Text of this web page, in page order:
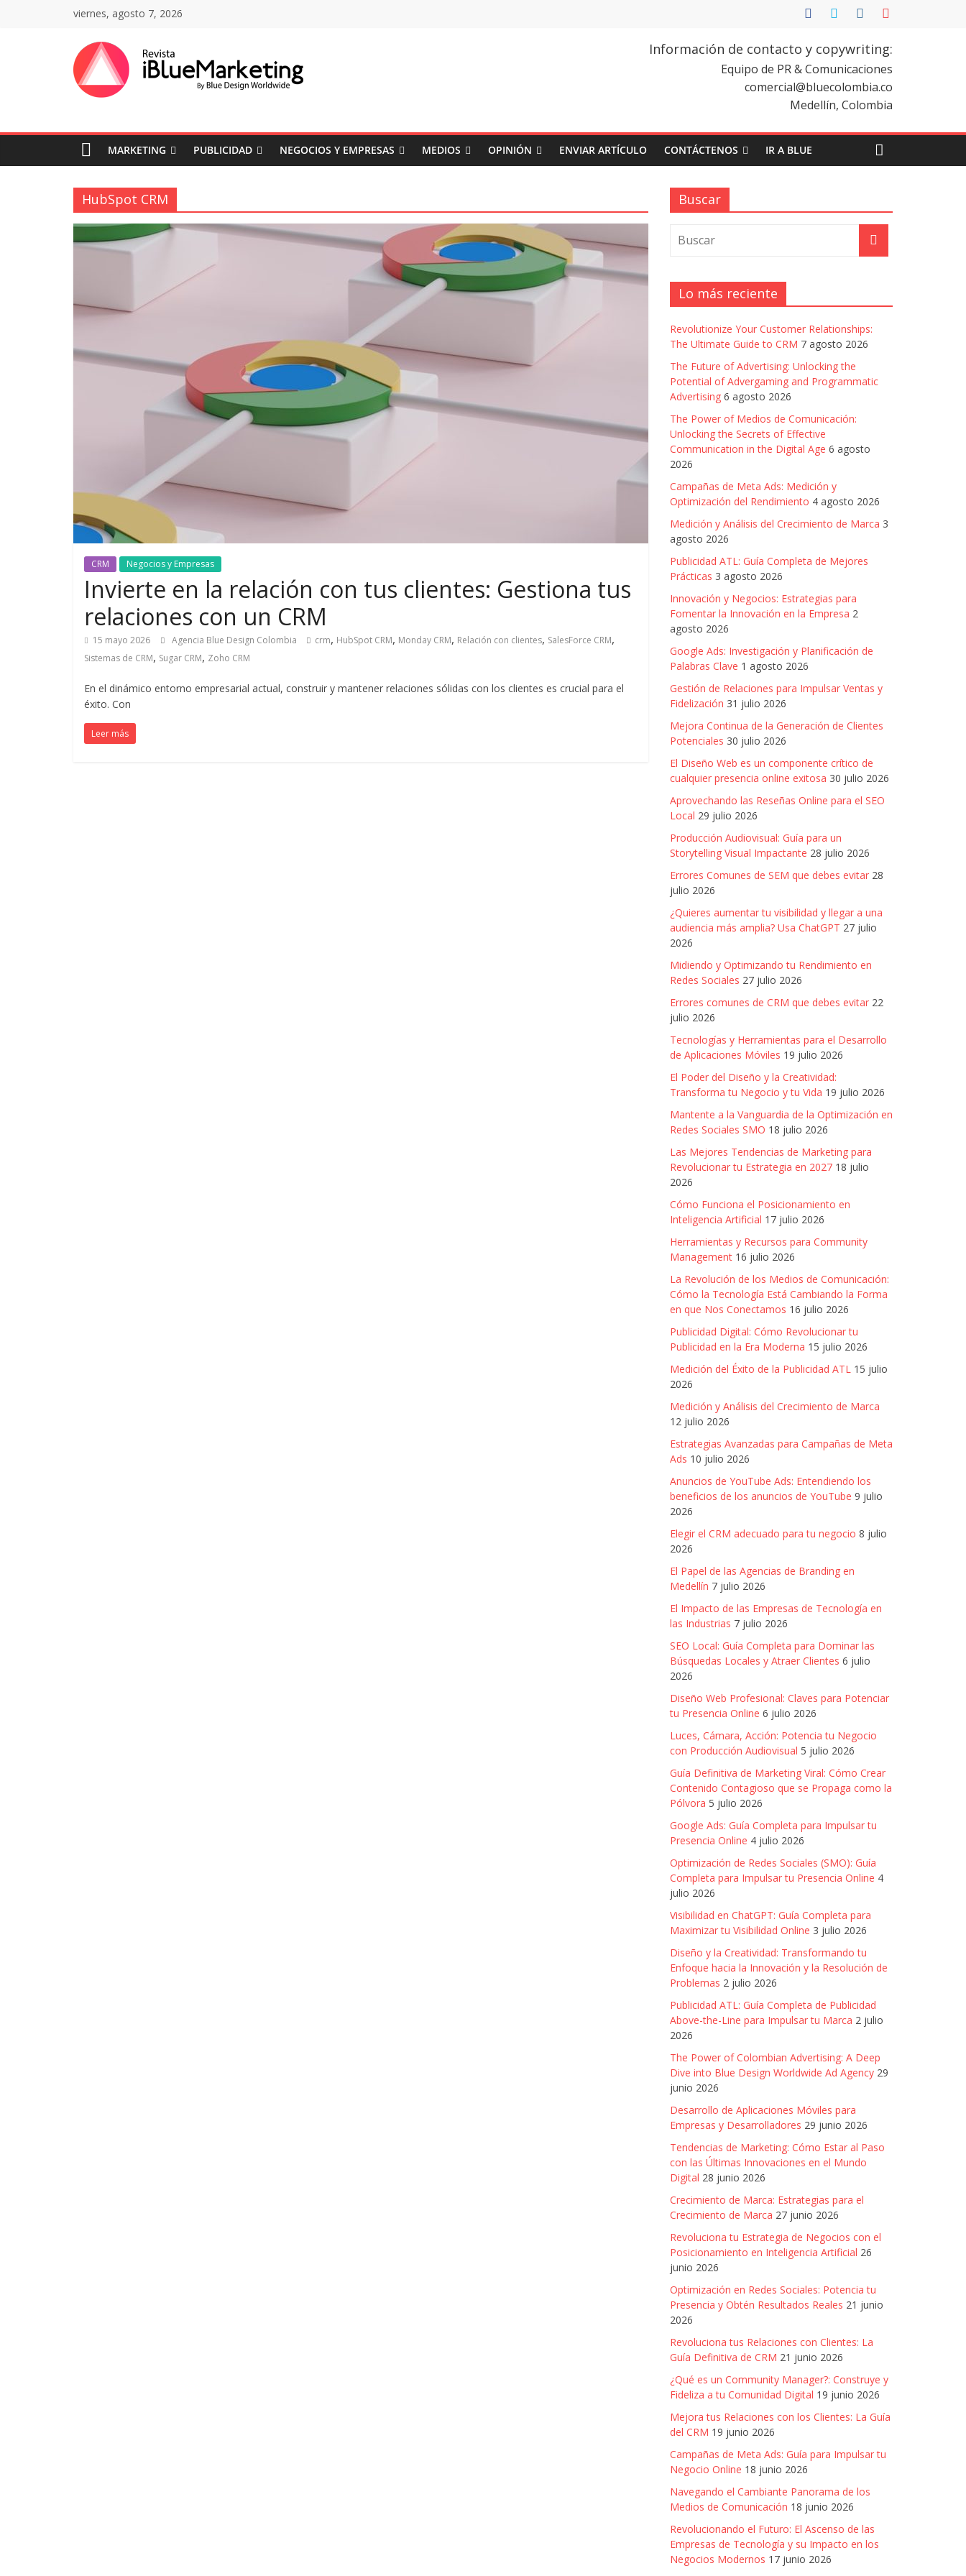
viernes, agosto 7, 2026
Revista
iBlue
Marketing
Colombia
|
Revistas
de
Marketing
Colombia
|
Revistas
de
Publicidad
en
Colombia
|
Información de contacto y copywriting:
Equipo de PR & Comunicaciones
comercial@bluecolombia.co
Medellín, Colombia
MARKETING PUBLICIDAD NEGOCIOS Y EMPRESAS MEDIOS OPINIÓN ENVIAR ARTÍCULO CONTÁCTENOS IR A BLUE
HubSpot CRM
CRM Negocios y Empresas
Invierte en la relación con tus clientes: Gestiona tus
relaciones con un CRM
15 mayo 2026 Agencia Blue Design Colombia crm, HubSpot CRM, Monday CRM, Relación con clientes, SalesForce CRM,
Sistemas de CRM, Sugar CRM, Zoho CRM
En el dinámico entorno empresarial actual, construir y mantener relaciones sólidas con los clientes es crucial para el
éxito. Con
Leer más
Buscar
Lo más reciente
Revolutionize Your Customer Relationships:
The Ultimate Guide to CRM 7 agosto 2026
The Future of Advertising: Unlocking the
Potential of Advergaming and Programmatic
Advertising 6 agosto 2026
The Power of Medios de Comunicación:
Unlocking the Secrets of Effective
Communication in the Digital Age 6 agosto
2026
Campañas de Meta Ads: Medición y
Optimización del Rendimiento 4 agosto 2026
Medición y Análisis del Crecimiento de Marca 3
agosto 2026
Publicidad ATL: Guía Completa de Mejores
Prácticas 3 agosto 2026
Innovación y Negocios: Estrategias para
Fomentar la Innovación en la Empresa 2
agosto 2026
Google Ads: Investigación y Planificación de
Palabras Clave 1 agosto 2026
Gestión de Relaciones para Impulsar Ventas y
Fidelización 31 julio 2026
Mejora Continua de la Generación de Clientes
Potenciales 30 julio 2026
El Diseño Web es un componente crítico de
cualquier presencia online exitosa 30 julio 2026
Aprovechando las Reseñas Online para el SEO
Local 29 julio 2026
Producción Audiovisual: Guía para un
Storytelling Visual Impactante 28 julio 2026
Errores Comunes de SEM que debes evitar 28
julio 2026
¿Quieres aumentar tu visibilidad y llegar a una
audiencia más amplia? Usa ChatGPT 27 julio
2026
Midiendo y Optimizando tu Rendimiento en
Redes Sociales 27 julio 2026
Errores comunes de CRM que debes evitar 22
julio 2026
Tecnologías y Herramientas para el Desarrollo
de Aplicaciones Móviles 19 julio 2026
El Poder del Diseño y la Creatividad:
Transforma tu Negocio y tu Vida 19 julio 2026
Mantente a la Vanguardia de la Optimización en
Redes Sociales SMO 18 julio 2026
Las Mejores Tendencias de Marketing para
Revolucionar tu Estrategia en 2027 18 julio
2026
Cómo Funciona el Posicionamiento en
Inteligencia Artificial 17 julio 2026
Herramientas y Recursos para Community
Management 16 julio 2026
La Revolución de los Medios de Comunicación:
Cómo la Tecnología Está Cambiando la Forma
en que Nos Conectamos 16 julio 2026
Publicidad Digital: Cómo Revolucionar tu
Publicidad en la Era Moderna 15 julio 2026
Medición del Éxito de la Publicidad ATL 15 julio
2026
Medición y Análisis del Crecimiento de Marca
12 julio 2026
Estrategias Avanzadas para Campañas de Meta
Ads 10 julio 2026
Anuncios de YouTube Ads: Entendiendo los
beneficios de los anuncios de YouTube 9 julio
2026
Elegir el CRM adecuado para tu negocio 8 julio
2026
El Papel de las Agencias de Branding en
Medellín 7 julio 2026
El Impacto de las Empresas de Tecnología en
las Industrias 7 julio 2026
SEO Local: Guía Completa para Dominar las
Búsquedas Locales y Atraer Clientes 6 julio
2026
Diseño Web Profesional: Claves para Potenciar
tu Presencia Online 6 julio 2026
Luces, Cámara, Acción: Potencia tu Negocio
con Producción Audiovisual 5 julio 2026
Guía Definitiva de Marketing Viral: Cómo Crear
Contenido Contagioso que se Propaga como la
Pólvora 5 julio 2026
Google Ads: Guía Completa para Impulsar tu
Presencia Online 4 julio 2026
Optimización de Redes Sociales (SMO): Guía
Completa para Impulsar tu Presencia Online 4
julio 2026
Visibilidad en ChatGPT: Guía Completa para
Maximizar tu Visibilidad Online 3 julio 2026
Diseño y la Creatividad: Transformando tu
Enfoque hacia la Innovación y la Resolución de
Problemas 2 julio 2026
Publicidad ATL: Guía Completa de Publicidad
Above-the-Line para Impulsar tu Marca 2 julio
2026
The Power of Colombian Advertising: A Deep
Dive into Blue Design Worldwide Ad Agency 29
junio 2026
Desarrollo de Aplicaciones Móviles para
Empresas y Desarrolladores 29 junio 2026
Tendencias de Marketing: Cómo Estar al Paso
con las Últimas Innovaciones en el Mundo
Digital 28 junio 2026
Crecimiento de Marca: Estrategias para el
Crecimiento de Marca 27 junio 2026
Revoluciona tu Estrategia de Negocios con el
Posicionamiento en Inteligencia Artificial 26
junio 2026
Optimización en Redes Sociales: Potencia tu
Presencia y Obtén Resultados Reales 21 junio
2026
Revoluciona tus Relaciones con Clientes: La
Guía Definitiva de CRM 21 junio 2026
¿Qué es un Community Manager?: Construye y
Fideliza a tu Comunidad Digital 19 junio 2026
Mejora tus Relaciones con los Clientes: La Guía
del CRM 19 junio 2026
Campañas de Meta Ads: Guía para Impulsar tu
Negocio Online 18 junio 2026
Navegando el Cambiante Panorama de los
Medios de Comunicación 18 junio 2026
Revolucionando el Futuro: El Ascenso de las
Empresas de Tecnología y su Impacto en los
Negocios Modernos 17 junio 2026